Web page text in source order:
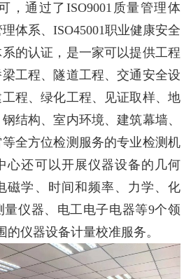
，通过了 ISO9001质量管理体
体系、ISO45001职业健康安全
的认证，是一家可以提供工程
工程、隧道工程、交通安全设
程、绿化工程、见证取样、地
结构、室内环境、建筑幕墙、
全方位检测服务的专业检测机
心还可以开展仪器设备的几何
磁学、时间和频率、力学、化
仪器、电工电子电器等9个领
的仪器设备计量校准服务。